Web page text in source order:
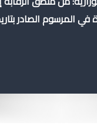
الصادر بتاريخ 30 يوليوز